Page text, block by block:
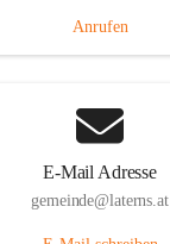
Anrufen
E-Mail Adresse
gemeinde@laterns.at